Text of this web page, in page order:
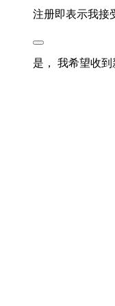
注册即表示我接
是， 我希望收